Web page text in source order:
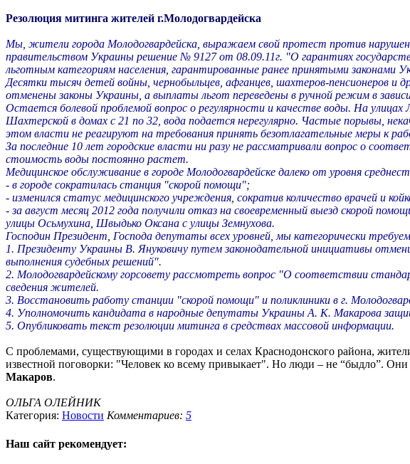
Резолюция митинга жителей г.Молодогвардейска
Мы, жители города Молодогвардейска, выражаем свой протест против
правительством Украины решение № 9127 от 08.09.11г. "О гарантиях
льготным категориям населения, гарантированные ранее принятыми законами
Десятки тысяч детей войны, чернобыльцев, афганцев, шахтеров-пенсионеров и
отменены законы Украины, а выплаты льгот переведены в ручной режим в
Остается болевой проблемой вопрос о регулярности и качестве воды. На
Шахтерской в домах с 21 по 32, вода подается нерегулярно. Частые порывы,
этом власти не реагируют на требования принять безотлагательные меры к
За последние 10 лет городские власти ни разу не рассматривали вопрос о
стоимость воды постоянно растет.
Медицинское обслуживание в городе Молодогвардейске далеко от уровня
- в городе сократилась станция "скорой помощи";
- изменился статус медицинского учреждения, сократив количество врачей и
- за август месяц 2012 года получили отказ на своевременный выезд скорой
улицы Осьмухина, Швыдько Оксана с улицы Земнухова.
Господин Президент, Господа депутаты всех уровней, мы категорически
1. Президенту Украины В. Януковичу путем законодательной инициативы
выполнения судебных решений".
2. Молодогвардейскому горсовету рассмотреть вопрос "О соответствии
сведения жителей.
3. Восстановить работу станции "скорой помощи" и поликлиники в г.
4. Уполномочить кандидата в народные депутаты Украины А. К. Макарова
5. Опубликовать текст резолюции митинга в средствах массовой информации.
С проблемами, существующими в городах и селах Краснодонского района,
известной поговорки: "Человек ко всему привыкает". Но люди – не “быдло”.
Макаров.
ОЛЬГА ОЛЕЙНИК
Категория: Новости Комментариев: 5
Наш сайт рекомендует: